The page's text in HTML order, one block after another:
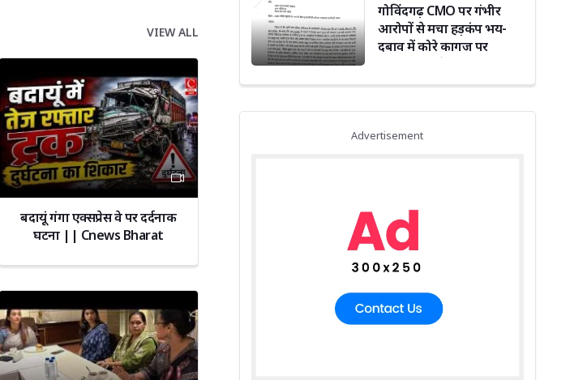
VIEW ALL
बदायूं गंगा एक्सप्रेस वे पर दर्दनाक
घटना || Cnews Bharat
गोविंदगढ़ CMO पर गंभीर
आरोपों से मचा हड़कंप भय-
दबाव में कोरे कागज पर
फाड़ने का भी आरोप
Advertisement